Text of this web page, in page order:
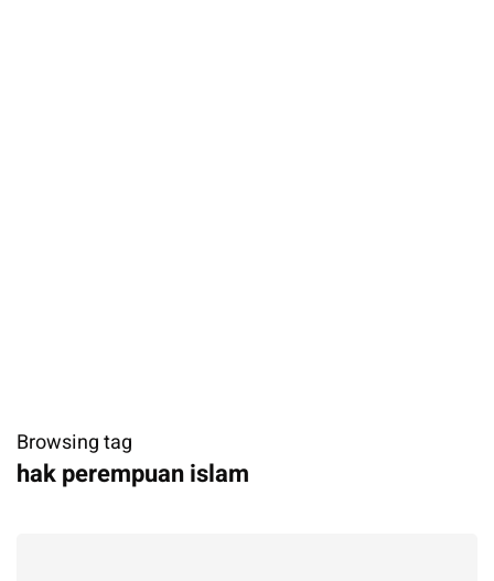
Browsing tag
hak perempuan islam